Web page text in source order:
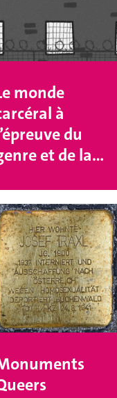
monde
à
du
et de la